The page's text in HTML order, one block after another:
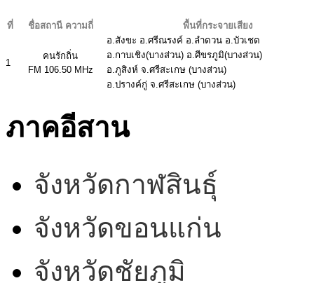
ที่ ชื่อสถานี ความถี่ พื้นที่กระจายเสียง
1
คนรักถิ่น
FM 106.50 MHz
อ.สังขะ อ.ศรีณรงค์ อ.ลำดวน อ.บัวเชด
อ.กาบเชิง(บางส่วน) อ.ศีขรภูมิ(บางส่วน)
อ.ภูสิงห์ จ.ศรีสะเกษ (บางส่วน)
อ.ปรางค์กู่ จ.ศรีสะเกษ (บางส่วน)
ภาคอีสาน
จังหวัดกาฬสินธุ์
จังหวัดขอนแก่น
จังหวัดชัยภูมิ